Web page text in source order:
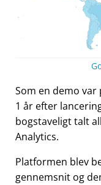
Som en demo
1 år efter
bogstaveligt talt
Analytics.
Platformen blev
gennemsnit og